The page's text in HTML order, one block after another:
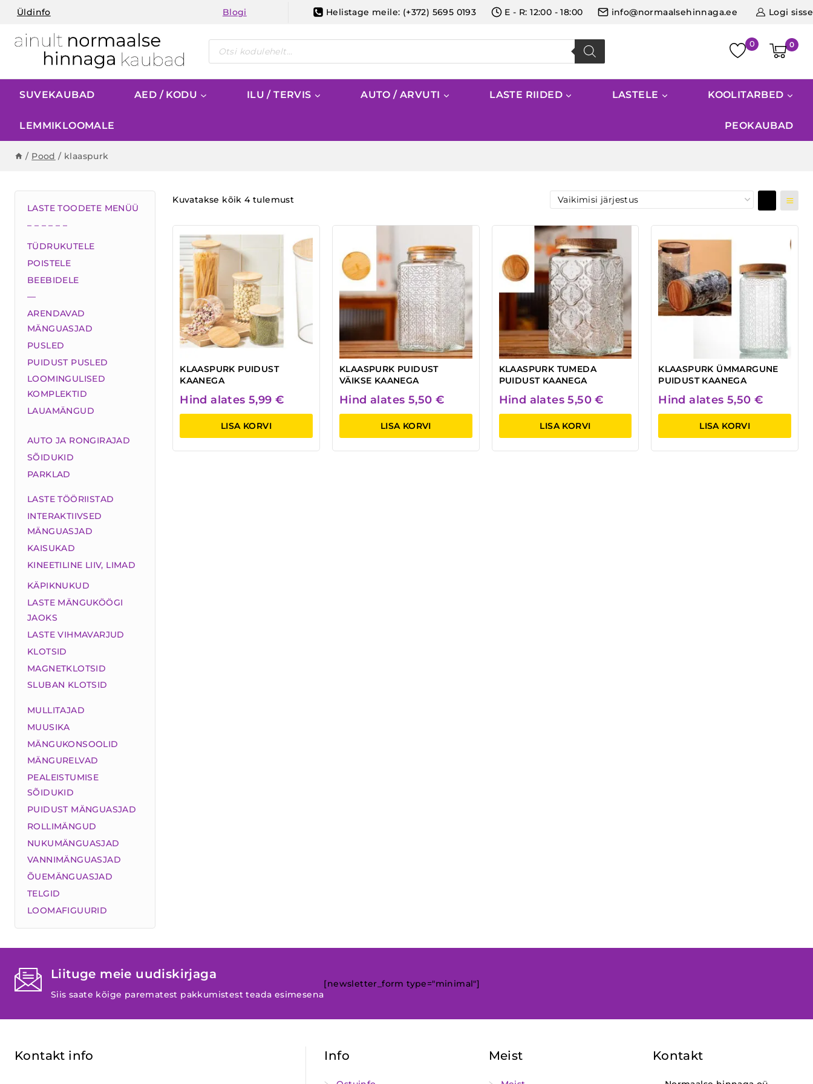
Skip
content
Üldinfo Blogi Helistage meile: (+372) 5695 0193 E - R: 12:00 - 18:00 info@normaalsehinnaga.ee Logi sisse
Products
search
0
SUVEKAUBAD AED / KODU ILU / TERVIS AUTO / ARVUTI LASTE RIIDED LASTELE KOOLITARBED
LEMMIKLOOMALE PEOKAUBAD
/ Pood / klaaspurk
Kuvatakse kõik 4 tulemust
KLAASPURK PUIDUST
KAANEGA
Hind alates5,99€
LISA KORVI
KLAASPURK PUIDUST
VÄIKSE KAANEGA
Hind alates 5,50 €
LISA KORVI
KLAASPURK TUMEDA
PUIDUST KAANEGA
Hind alates5,50€
LISA KORVI
KLAASPURK ÜMMARGUNE
PUIDUST KAANEGA
Hind alates5,50€
LISA KORVI
LASTE TOODETE MENÜÜ
– – – – – –
TÜDRUKUTELE
POISTELE
BEEBIDELE
—
ARENDAVAD
MÄNGUASJAD
PUSLED
PUIDUST PUSLED
LOOMINGULISED
KOMPLEKTID
LAUAMÄNGUD
AUTO JA RONGIRAJAD
SÕIDUKID
PARKLAD
LASTE TÖÖRIISTAD
INTERAKTIIVSED
MÄNGUASJAD
KAISUKAD
KINEETILINE LIIV, LIMAD
KÄPIKNUKUD
LASTE MÄNGUKÖÖGI
JAOKS
LASTE VIHMAVARJUD
KLOTSID
MAGNETKLOTSID
SLUBAN KLOTSID
MULLITAJAD
MUUSIKA
MÄNGUKONSOOLID
MÄNGURELVAD
PEALEISTUMISE
SÕIDUKID
PUIDUST MÄNGUASJAD
ROLLIMÄNGUD
NUKUMÄNGUASJAD
VANNIMÄNGUASJAD
ÕUEMÄNGUASJAD
TELGID
LOOMAFIGUURID
Liituge meie uudiskirjaga
Siis saate kõige parematest pakkumistest teada esimesena
[newsletter_form type="minimal"]
Kontakt info Info Meist Kontakt